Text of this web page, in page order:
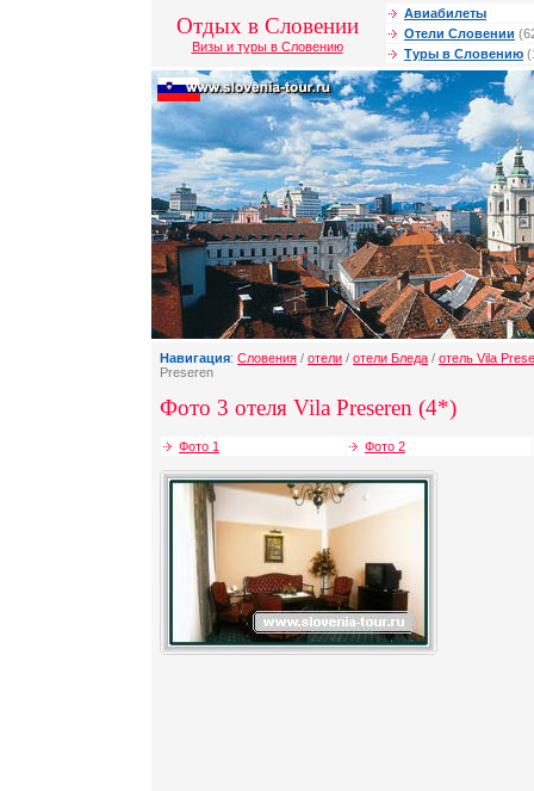
Отдых в Словении
Визы и туры в Словению
Авиабилеты
Отели Словении
Туры в Словению
Навигация: Словения / отели / отели Бледа / отель Vila
Preseren
Фото 3 отеля Vila Preseren (4*)
Фото 1 Фото 2